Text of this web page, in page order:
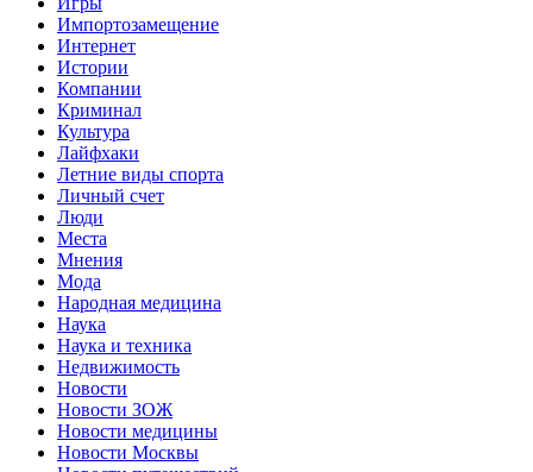
Импортозамещение
Интернет
Истории
Компании
Криминал
Культура
Лайфхаки
Летние виды спорта
Личный счет
Люди
Места
Мнения
Мода
Народная медицина
Наука
Наука и техника
Недвижимость
Новости
Новости ЗОЖ
Новости медицины
Новости Москвы